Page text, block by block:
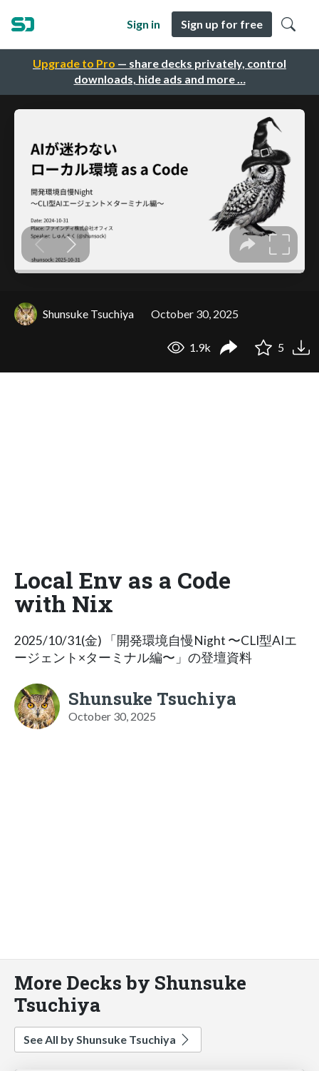
Upgrade to Pro — share decks privately, control
downloads, hide ads and more …
Sign in Sign up for free
Shunsuke Tsuchiya October 30, 2025
1.9k 5
Local Env as a Code
with Nix
2025/10/31(金) 「開発環境自慢Night 〜CLI型AIエ
ージェント×ターミナル編〜」の登壇資料
Shunsuke Tsuchiya
October 30, 2025
More Decks by Shunsuke
Tsuchiya
See All by Shunsuke Tsuchiya